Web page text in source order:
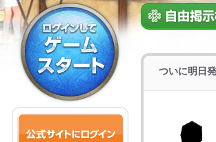
ついに明日